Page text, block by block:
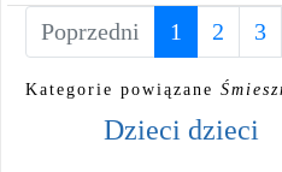
Poprzedni 1 (current)
2 3
Kategorie powiązane
Dzieci dzieci